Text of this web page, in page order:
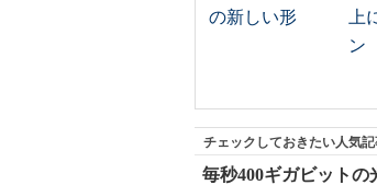
の新しい形
上
ン
チェックしておきたい人気
毎秒400ギガビット